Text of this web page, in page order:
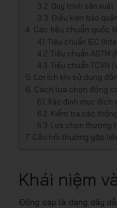
Quy trình sản xuất
Điều kiện bảo
Các tiêu chuẩn quốc
Tiêu chuẩn IEC
Tiêu chuẩn ASTM
Tiêu chuẩn TCVN
Lợi ích khi sử dụng
Cách lựa chọn đồng
Xác định mục đích
Kiểm tra các
Lựa chọn thương
Câu hỏi thường gặp
Khái niệm
Đồng cáp là dạng dây